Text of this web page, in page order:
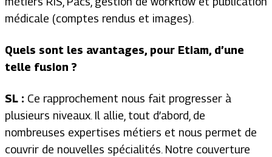
médicale (comptes rendus et images).
Quels sont les avantages, pour Etiam, d’une
telle fusion ?
SL : Ce rapprochement nous fait progresser à
plusieurs niveaux. Il allie, tout d’abord, de
nombreuses expertises métiers et nous permet de
couvrir de nouvelles spécialités. Notre couverture